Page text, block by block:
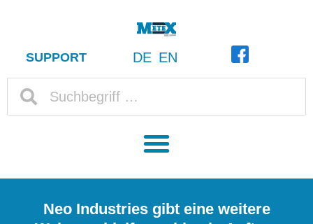
SUPPORT DE EN
Neo Industries gibt eine weitere